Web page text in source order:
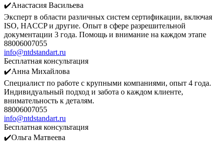
✔️Анастасия Васильева
Эксперт в области различных систем сертификации, включая
ISO, HACCP и другие. Опыт в сфере разрешительной
документации 3 года. Помощь и внимание на каждом этапе
88006007055
info@ntdstandart.ru
Бесплатная консультация
✔️Анна Михайлова
Специалист по работе с крупными компаниями, опыт 4 года.
Индивидуальный подход и забота о каждом клиенте,
внимательность к деталям.
88006007055
info@ntdstandart.ru
Бесплатная консультация
✔️Ольга Матвеева